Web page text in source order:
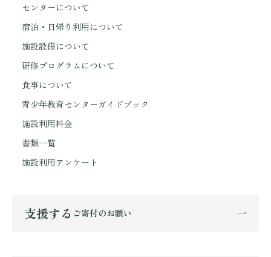
センターについて
宿泊・日帰り利用について
施設設備について
研修プログラムについて
食事について
青少年教育センターガイドブック
施設利用料金
書類一覧
施設利用アンケート
支援する ご寄付のお願い